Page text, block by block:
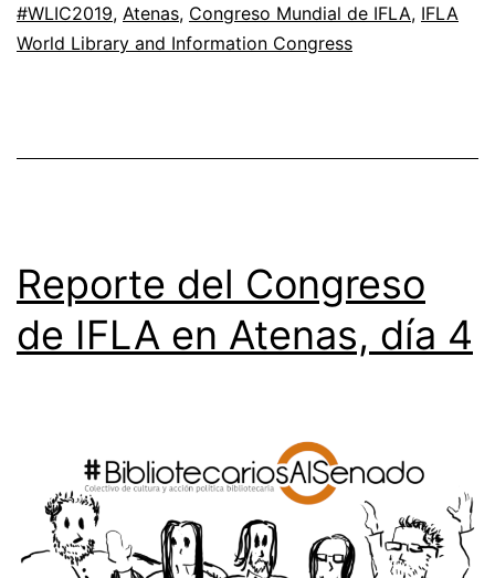
#WLIC2019, Atenas, Congreso Mundial de IFLA, IFLA
World Library and Information Congress
Reporte del Congreso
de IFLA en Atenas, día 4